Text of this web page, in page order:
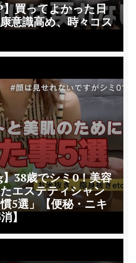
】買ってよかった日
意識高め、時々コス
】38歳でシミ0！美容
エステティシャン
5選」【便秘・ニキ
】